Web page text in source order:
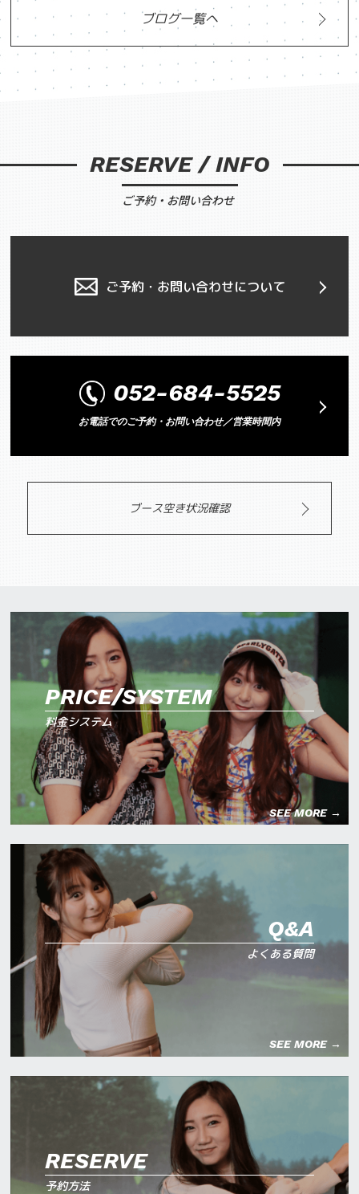
ブログ一覧へ
RESERVE / INFO
ご予約・お問い合わせ
ご予約・お問い合わせについて
052-684-5525
お電話でのご予約・お問い合わせ／営業時間内
ブース空き状況確認
PRICE/SYSTEM
料金システム
SEE MORE →
Q&A
よくある質問
SEE MORE →
RESERVE
予約方法